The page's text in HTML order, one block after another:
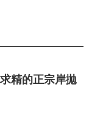
精的正宗岸拋